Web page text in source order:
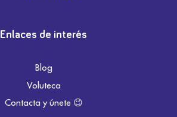
Enlaces de interés
Blog
Voluteca
Contacta y únete 😉